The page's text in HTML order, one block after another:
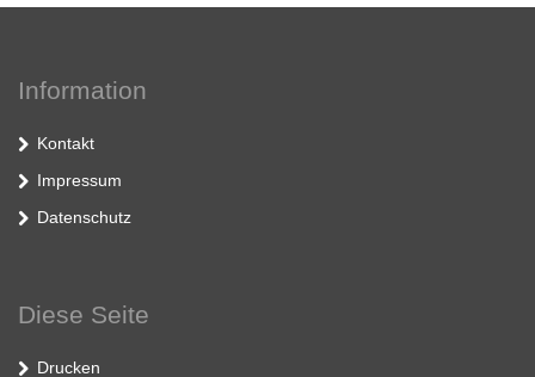
Information
Kontakt
Impressum
Datenschutz
Diese Seite
Drucken